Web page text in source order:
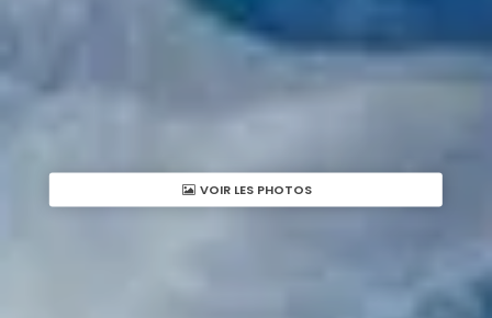
VOIR LES PHOTOS